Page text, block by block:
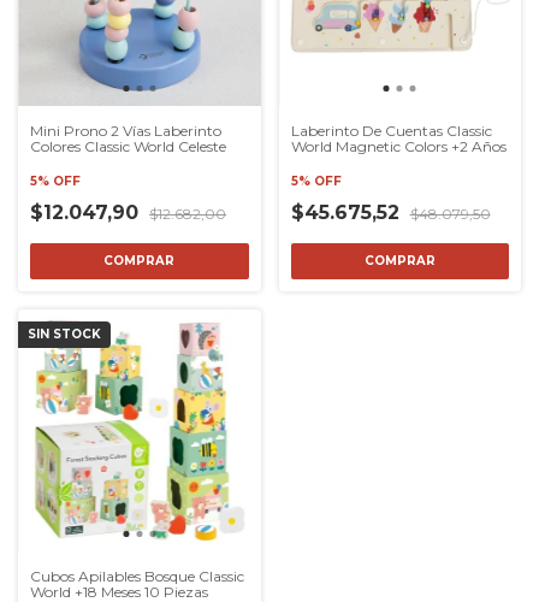
Mini Prono 2 Vías Laberinto
Colores Classic World Celeste
5% OFF
$12.047,90 $12.682,00
COMPRAR
Laberinto De Cuentas Classic
World Magnetic Colors +2 Años
5% OFF
$45.675,52 $48.079,50
COMPRAR
SIN STOCK
Cubos Apilables Bosque Classic
World +18 Meses 10 Piezas